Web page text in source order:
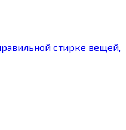
стирке вещей,